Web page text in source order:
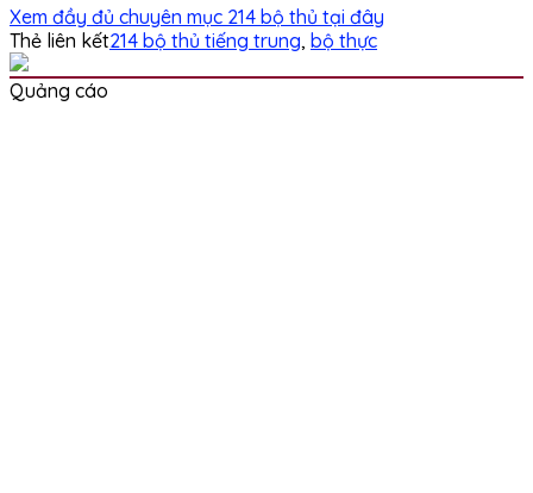
Xem đầy đủ chuyên mục 214 bộ thủ tại đây
Thẻ liên kết214 bộ thủ tiếng trung, bộ thực
Quảng cáo